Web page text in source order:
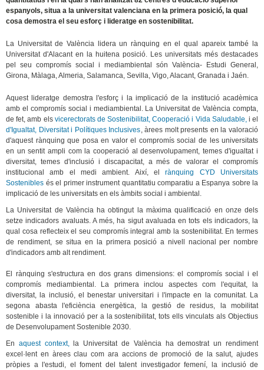
espanyols, situa a la universitat valenciana en la primera posició, la qual
cosa demostra el seu esforç i lideratge en sostenibilitat.
La Universitat de València lidera un rànquing en el qual apareix també la
Universitat d'Alacant en la huitena posició. Les universitats més destacades
pel seu compromís social i mediambiental són València- Estudi General,
Girona, Màlaga, Almeria, Salamanca, Sevilla, Vigo, Alacant, Granada i Jaén.
Aquest lideratge demostra l'esforç i la implicació de la institució acadèmica
amb el compromís social i mediambiental. La Universitat de València compta,
de fet, amb els vicerectorats de Sostenibilitat, Cooperació i Vida Saludable,i el
d'Igualtat, Diversitat i Polítiques Inclusives, àrees molt presents en la valoració
d'aquest rànquing que posa en valor el compromís social de les universitats
en un sentit ampli com la cooperació al desenvolupament, temes d'igualtat i
diversitat, temes d'inclusió i discapacitat, a més de valorar el compromís
institucional amb el medi ambient. Així, elrànquing CYD Universitats
Sostenibles és el primer instrument quantitatiu comparatiu a Espanya sobre la
implicació de les universitats en els àmbits social i ambiental.
La Universitat de València ha obtingut la màxima qualificació en onze dels
setze indicadors avaluats. A més, ha sigut avaluada en tots els indicadors, la
qual cosa reflecteix el seu compromís integral amb la sostenibilitat. En termes
de rendiment, se situa en la primera posició a nivell nacional per nombre
d'indicadors amb alt rendiment.
El rànquing s'estructura en dos grans dimensions: el compromís social i el
compromís mediambiental. La primera inclou aspectes com l'equitat, la
diversitat, la inclusió, el benestar universitari i l'impacte en la comunitat. La
segona abasta l'eficiència energètica, la gestió de residus, la mobilitat
sostenible i la innovació per a la sostenibilitat, tots ells vinculats als Objectius
de Desenvolupament Sostenible 2030.
En aquest context,la Universitat de València ha demostrat un rendiment
excel·lent en àrees clau com ara accions de promoció de la salut, ajudes
pròpies a l'estudi, el foment del talent investigador femení, la inclusió de